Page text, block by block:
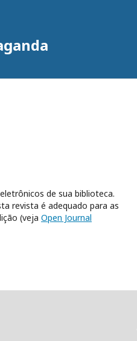
de sua biblioteca.
revista é adequado para as
(veja Open Journal